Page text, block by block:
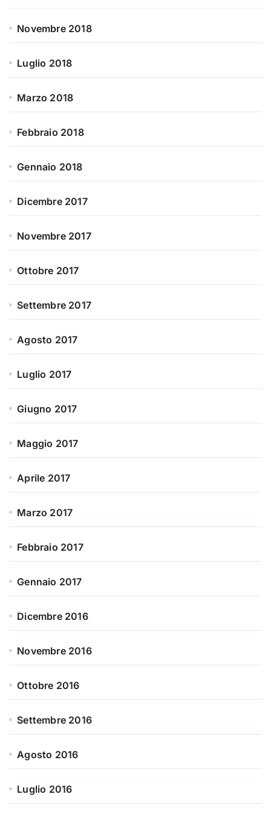
Novembre 2018
Luglio 2018
Marzo 2018
Febbraio 2018
Gennaio 2018
Dicembre 2017
Novembre 2017
Ottobre 2017
Settembre 2017
Agosto 2017
Luglio 2017
Giugno 2017
Maggio 2017
Aprile 2017
Marzo 2017
Febbraio 2017
Gennaio 2017
Dicembre 2016
Novembre 2016
Ottobre 2016
Settembre 2016
Agosto 2016
Luglio 2016